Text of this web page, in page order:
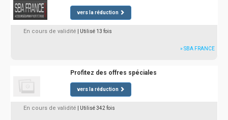
vers la réduction
En cours de validité | Utilisé 13 fois
» SBA FRANCE
Profitez des offres spéciales
vers la réduction
En cours de validité | Utilisé 342 fois